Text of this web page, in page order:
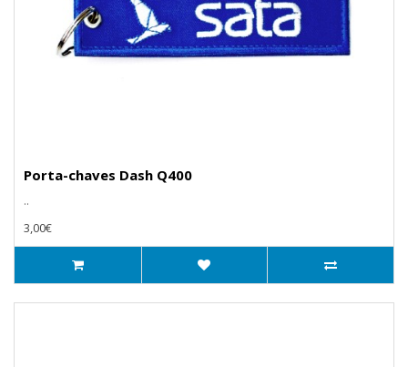
Porta-chaves Dash Q400
..
3,00€